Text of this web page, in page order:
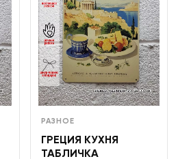
РАЗНОЕ
ГРЕЦИЯ КУХНЯ
ТАБЛИЧКА